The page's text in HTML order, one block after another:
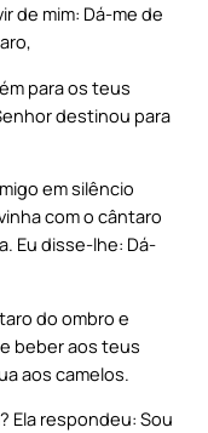
de mim: Dá-me de
para os teus
destinou para
em silêncio
com o cântaro
Eu disse-lhe: Dá-
do ombro e
beber aos teus
aos camelos.
Ela respondeu: Sou